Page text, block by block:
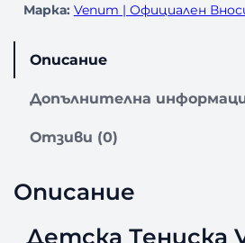
Марка: Venum | Официален
Описание
Допълнителна
Отзиви (0)
Описание
Детска Тениска